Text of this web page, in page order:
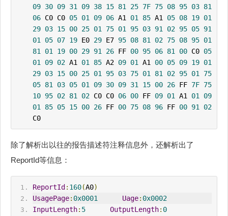
09 30 09 31 09 38 15 81 25 7F 75 08 95 03 81
06 C0 C0 05 01 09 06 A1 01 85 A1 05 08 19 01
29 03 15 00 25 01 75 01 95 03 91 02 95 05 91
01
05 07 19 E0 29 E7 95 08 81 02 75 08 95 01
81
01 19 00 29 91 26 FF 00 95 06 81 00 C0 05
01
09 02 A1 01 85 A2 09 01 A1 00 05 09 19 01
29 03 15 00 25 01 95 03 75 01 81 02 95 01
75
05 81 03 05 01 09 30 09 31 15 00 26 FF 7F 75
10 95 02 81 02 C0 C0 06 00 FF 09 01 A1 01
09
01
85 05 15 00 26 FF 00 75 08 96 FF 00 91
02
C0
除了解析出以往的报告描述符注释信息外，还解析出了
ReportId等信息：
ReportId : 160(A0)
UsagePage: 0x0001 Uage: 0x0002
InputLength: 5 OutputLength: 0